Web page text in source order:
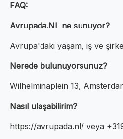
FAQ:
Avrupada.NL ne sunuyor?
Avrupa'daki yaşam, iş ve
Nerede bulunuyorsunuz?
Wilhelminaplein 13,
Nasıl ulaşabilirim?
https://avrupada.nl/ veya